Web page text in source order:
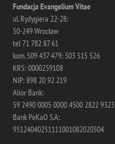
Fundacja Evangelium Vitae
ul. Rydygiera 22-28;
50-249 Wrocław
tel 71 782 87 61
kom. 509 437 479; 503 515 526
KRS: 0000259108
NIP: 898 20 92 219
Alior Bank:
59 2490 0005 0000 4500 2822 9323
Bank PeKaO S.A:
95124040251111001082020504